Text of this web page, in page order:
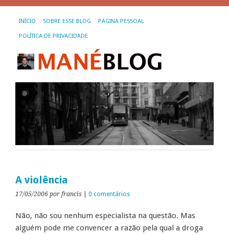
INÍCIO SOBRE ESSE BLOG PÁGINA PESSOAL
POLÍTICA DE PRIVACIDADE
A violência
17/05/2006 por francis 0 comentários
Não, não sou nenhum especialista na questão. Mas
alguém pode me convencer a razão pela qual a droga